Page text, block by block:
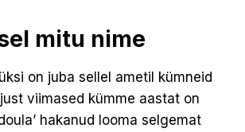
mitu nime
on juba sellel ametil kümneid
viimased kümme aastat on
hakanud looma selgemat